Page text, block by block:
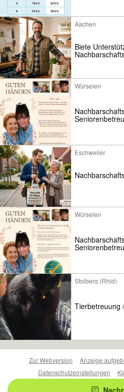
Aachen
Biete
Würselen
Nachbarschaftshilfe
Eschweiler
Würselen
Stolberg (Rhld)
Tierbetreuung
Zur Webversion Anzeige
Datenschutzeinstellungen
Barrierefreiheitserklärung